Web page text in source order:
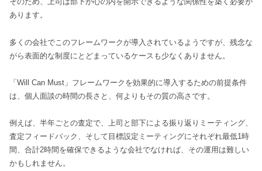
あります。
多くの会社でこのフレームワークが導入されているようですが、残念な
がら表面的な制度にとどまっているケースも少なくありません。
「Will Can Must」フレームワークを効果的に導入するための前提条件
は、個人面談の時間の長さと、何よりもその質の高さです。
例えば、半年ごとの査定で、上司と部下による振り返りミーティング、
査定フィードバック、そして目標設定ミーティングにそれぞれ最低1時
間、合計2時間を確保できるような会社でなければ、その運用は難しい
かもしれません。